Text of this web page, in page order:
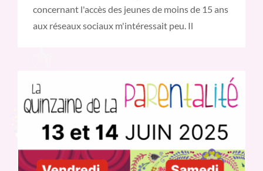
concernant l'accès des jeunes de moins de 15 ans
aux réseaux sociaux m'intéressait peu. Il